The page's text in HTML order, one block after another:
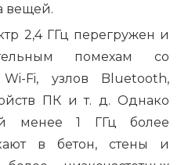
вещей.
2,4 ГГц перегружен и
помехам со
Fi, узлов Bluetooth,
ПК и т. д. Однако
менее 1 ГГц более
в бетон, стены и